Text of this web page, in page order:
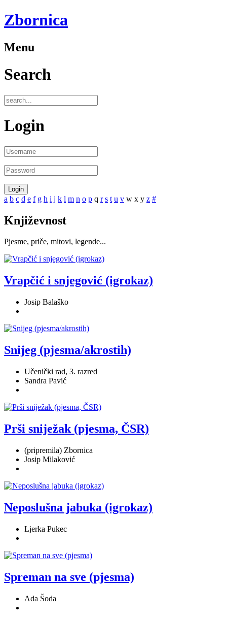
Zbornica
Menu
Search
Login
a b c d e f g h i j k l m n o p q r s t u v w x y z #
Književnost
Pjesme, priče, mitovi, legende...
Vrapčić i snjegović (igrokaz)
Josip Balaško
Snijeg (pjesma/akrostih)
Učenički rad, 3. razred
Sandra Pavić
Prši sniježak (pjesma, ČSR)
(pripremila) Zbornica
Josip Milaković
Neposlušna jabuka (igrokaz)
Ljerka Pukec
Spreman na sve (pjesma)
Ada Šoda